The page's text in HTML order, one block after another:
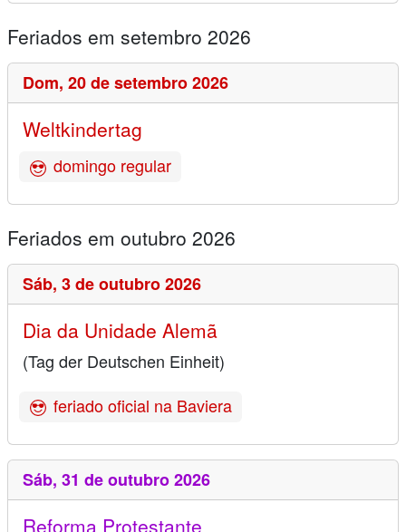
Feriados em setembro 2026
Dom, 20 de setembro 2026
Weltkindertag
domingo regular
Feriados em outubro 2026
Sáb, 3 de outubro 2026
Dia da Unidade Alemã
(Tag der Deutschen Einheit)
feriado oficial na Baviera
Sáb, 31 de outubro 2026
Reforma Protestante